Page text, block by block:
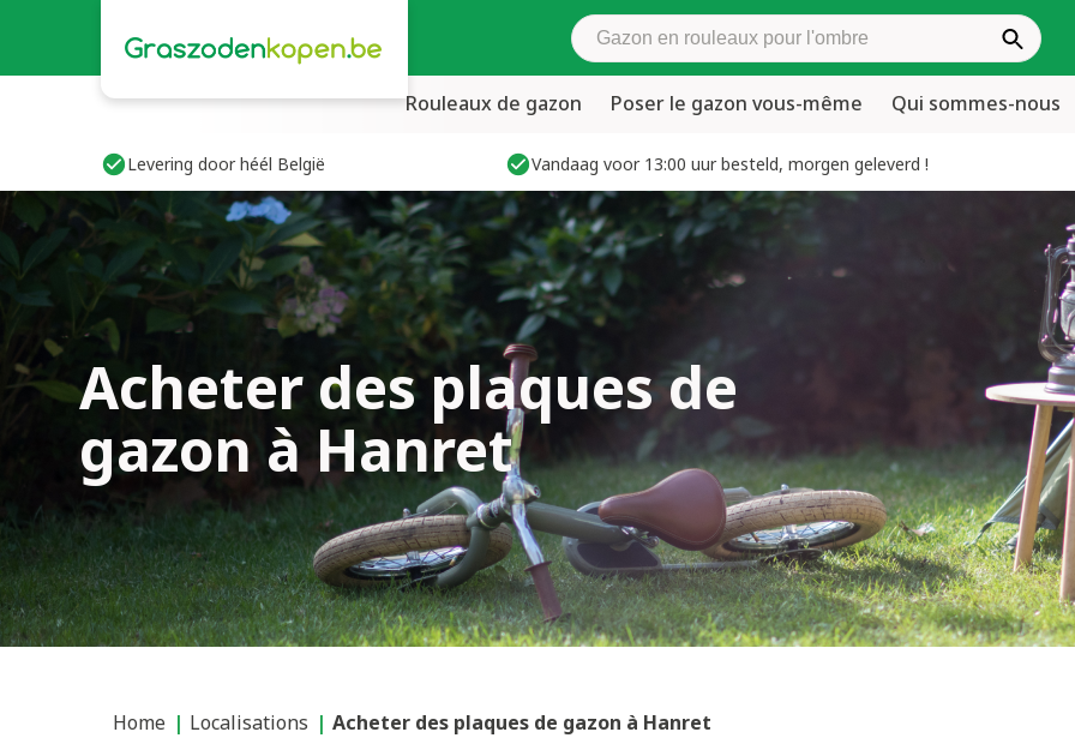
Rechercher du gazon en rouleaux
Rouleaux de gazon Poser le gazon vous-même Qui sommes-nous
Levering door héél België Vandaag voor 13:00 uur besteld, morgen geleverd !
Acheter des plaques de
gazon à Hanret
Home Localisations Acheter des plaques de gazon à Hanret